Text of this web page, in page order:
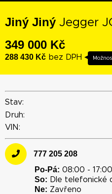
Jiný Jiný Jegger
349 000 Kč
288 430 Kč bez DPH
Stav:
Druh:
VIN:
777 205 208
Po-Pá: 08:00 - 17:00
So: Dle telefonické
Ne: Zavřeno